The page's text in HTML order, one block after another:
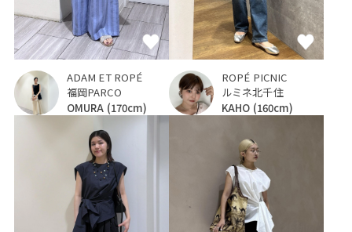
ADAM ET ROPÉ
福岡PARCO
OMURA (170cm)
ROPÉ PICNIC
ルミネ北千住
KAHO (160cm)